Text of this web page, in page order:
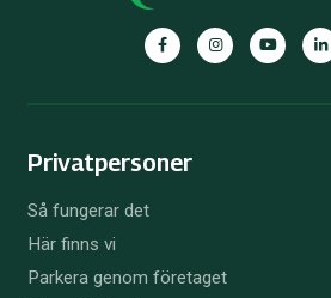
FacebookInstagram
Privatpersoner
Så fungerar det
Här finns vi
Parkera genom företaget